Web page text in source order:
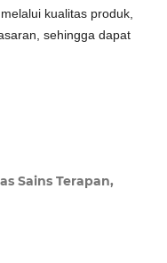
kualitas produk,
sehingga dapat
Sains Terapan,